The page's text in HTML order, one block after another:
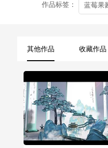
作品标签： 蓝莓果
其他作品 收藏作品